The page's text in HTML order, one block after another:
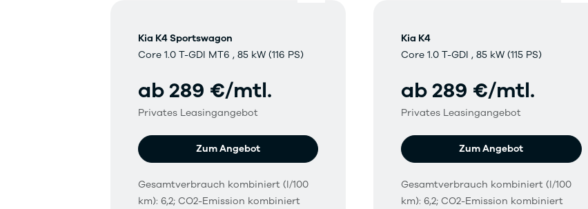
Kia K4 Sportswagon
Core 1.0 T-GDI MT6 , 85 kW (116 PS)
ab 289 €/mtl.
Privates Leasingangebot
Zum Angebot
Gesamtverbrauch kombiniert (l/100
km): 6,2; CO2-Emission kombiniert
Kia K4
Core 1.0 T-GDI , 85 kW (115 PS)
ab 289 €/mtl.
Privates Leasingangebot
Zum Angebot
Gesamtverbrauch kombiniert (l/100
km): 6,2; CO2-Emission kombiniert